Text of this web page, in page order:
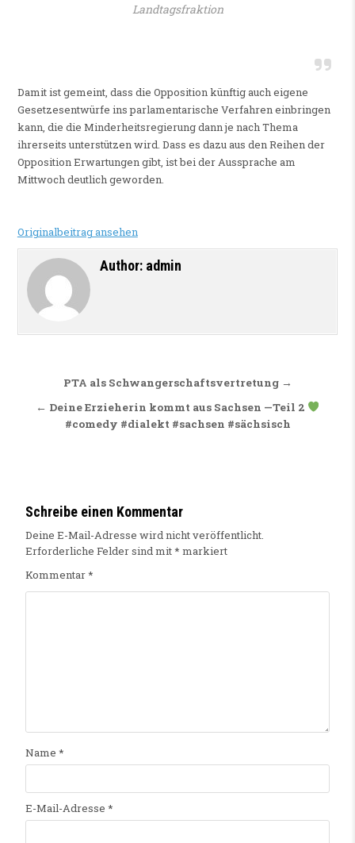
Landtagsfraktion
Damit ist gemeint, dass die Opposition künftig auch eigene
Gesetzesentwürfe ins parlamentarische Verfahren einbringen
kann, die die Minderheitsregierung dann je nach Thema
ihrerseits unterstützen wird. Dass es dazu aus den Reihen der
Opposition Erwartungen gibt, ist bei der Aussprache am
Mittwoch deutlich geworden.
Originalbeitrag ansehen
Author: admin
Beitragsnavigation
PTA als Schwangerschaftsvertretung →
← Deine Erzieherin kommt aus Sachsen —Teil 2
#comedy #dialekt #sachsen #sächsisch
Schreibe einen Kommentar
Deine E-Mail-Adresse wird nicht veröffentlicht.
Erforderliche Felder sind mit* markiert
Kommentar*
Name *
E-Mail-Adresse *